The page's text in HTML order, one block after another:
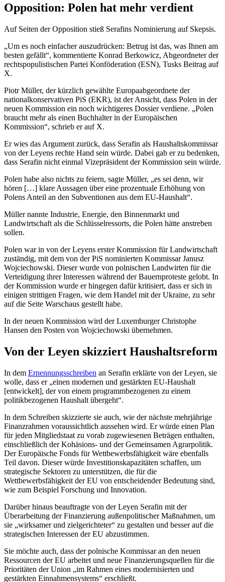
Opposition: Polen hat mehr verdient
Auf Seiten der Opposition stieß Serafins Nominierung auf Skepsis.
„Um es noch einfacher auszudrücken: Betrug ist das, was Ihnen am
besten gefällt“, kommentierte Konrad Berkowicz, Abgeordneter der
rechtspopulistischen Partei Konföderation (ESN), Tusks Beitrag auf
X.
Piotr Müller, der kürzlich gewählte Europaabgeordnete der
nationalkonservativen PiS (EKR), ist der Ansicht, dass Polen in der
neuen Kommission ein noch wichtigeres Dossier verdiene. „Polen
braucht mehr als einen Buchhalter in der Europäischen
Kommission“, schrieb er auf X.
Er wies das Argument zurück, dass Serafin als Haushaltskommissar
von der Leyens rechte Hand sein würde. Dabei gab er zu bedenken,
dass Serafin nicht einmal Vizepräsident der Kommission sein würde.
Polen habe also nichts zu feiern, sagte Müller, „es sei denn, wir
hören […] klare Aussagen über eine prozentuale Erhöhung von
Polens Anteil an den Subventionen aus dem EU-Haushalt“.
Müller nannte Industrie, Energie, den Binnenmarkt und
Landwirtschaft als die Schlüsselressorts, die Polen hätte anstreben
sollen.
Polen war in von der Leyens erster Kommission für Landwirtschaft
zuständig, mit dem von der PiS nominierten Kommissar Janusz
Wojciechowski. Dieser wurde von polnischen Landwirten für die
Verteidigung ihrer Interessen während der Bauernproteste gelobt. In
der Kommission wurde er hingegen dafür kritisiert, dass er sich in
einigen strittigen Fragen, wie dem Handel mit der Ukraine, zu sehr
auf die Seite Warschaus gestellt habe.
In der neuen Kommission wird der Luxemburger Christophe
Hansen den Posten von Wojciechowski übernehmen.
Von der Leyen skizziert Haushaltsreform
In dem Ernennungsschreiben an Serafin erklärte von der Leyen, sie
wolle, dass er „einen modernen und gestärkten EU-Haushalt
[entwickelt], der von einem programmbezogenen zu einem
politikbezogenen Haushalt übergeht“.
In dem Schreiben skizzierte sie auch, wie der nächste mehrjährige
Finanzrahmen voraussichtlich aussehen wird. Er würde einen Plan
für jeden Mitgliedstaat zu vorab zugewiesenen Beträgen enthalten,
einschließlich der Kohäsions- und der Gemeinsamen Agrarpolitik.
Der Europäische Fonds für Wettbewerbsfähigkeit wäre ebenfalls
Teil davon. Dieser würde Investitionskapazitäten schaffen, um
strategische Sektoren zu unterstützen, die für die
Wettbewerbsfähigkeit der EU von entscheidender Bedeutung sind,
wie zum Beispiel Forschung und Innovation.
Darüber hinaus beauftragte von der Leyen Serafin mit der
Überarbeitung der Finanzierung außenpolitischer Maßnahmen, um
sie „wirksamer und zielgerichteter“ zu gestalten und besser auf die
strategischen Interessen der EU abzustimmen.
Sie möchte auch, dass der polnische Kommissar an den neuen
Ressourcen der EU arbeitet und neue Finanzierungsquellen für die
Prioritäten der Union „im Rahmen eines modernisierten und
gestärkten Einnahmensystems“ erschließt.